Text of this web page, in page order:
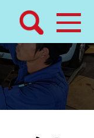
検索